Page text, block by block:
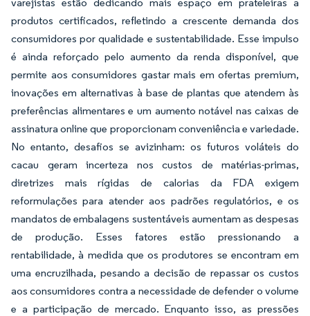
produtos certificados, refletindo a crescente demanda dos
consumidores por qualidade e sustentabilidade. Esse impulso
é ainda reforçado pelo aumento da renda disponível, que
permite aos consumidores gastar mais em ofertas premium,
inovações em alternativas à base de plantas que atendem às
preferências alimentares e um aumento notável nas caixas de
assinatura online que proporcionam conveniência e variedade.
No entanto, desafios se avizinham: os futuros voláteis do
cacau geram incerteza nos custos de matérias-primas,
diretrizes mais rígidas de calorias da FDA exigem
reformulações para atender aos padrões regulatórios, e os
mandatos de embalagens sustentáveis aumentam as despesas
de produção. Esses fatores estão pressionando a
rentabilidade, à medida que os produtores se encontram em
uma encruzilhada, pesando a decisão de repassar os custos
aos consumidores contra a necessidade de defender o volume
e a participação de mercado. Enquanto isso, as pressões